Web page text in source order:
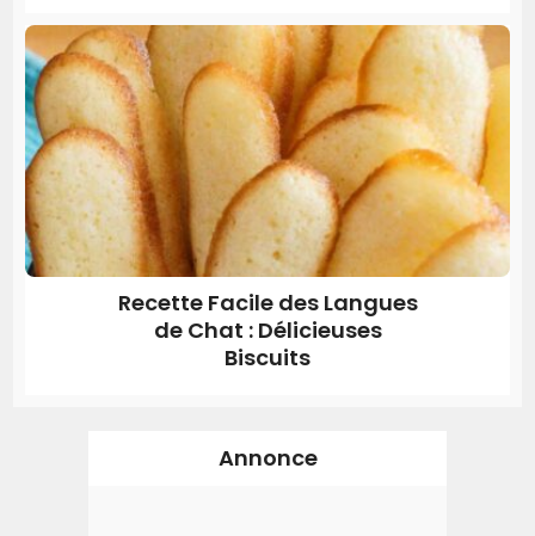
Recette Facile des Langues
de Chat : Délicieuses
Biscuits
Annonce